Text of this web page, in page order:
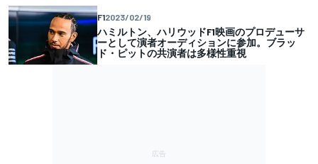
F12023/02/19
ハミルトン、ハリウッドF1映画のプロデューサ
ーとして演者オーディションに参加。ブラッ
ド・ピットの共演者は多様性重視